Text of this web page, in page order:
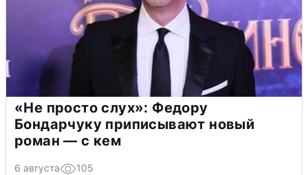
«Не просто слух»: Федору
Бондарчуку приписывают новый
роман — с кем
6 августа 105